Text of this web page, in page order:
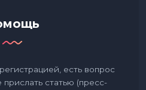
есть вопрос
статью (пресс-